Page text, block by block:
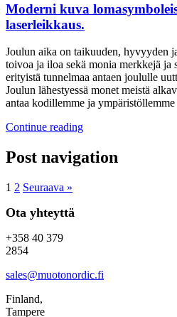
Moderni kuva
laserleikkaus.
Joulun aika on taikuuden, hyvyyden
toivoa ja iloa sekä monia merkkejä ja
erityistä tunnelmaa antaen joululle
Joulun lähestyessä monet meistä
antaa kodillemme ja
Continue reading
Post navigation
1 2 Seuraava »
Ota yhteyttä
+358 40 379
2854
sales@muotonordic.fi
Finland,
Tampere